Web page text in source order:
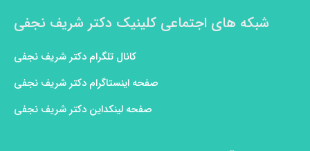
شبکه های اجتماعی کلینیک دکتر شریف نجفی
کانال تلگرام دکتر شریف نجفی
صفحه اینستاگرام دکتر شریف نجفی
صفحه لینکداین دکتر شریف نجفی